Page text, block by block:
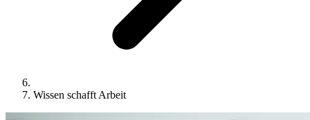
Wissen schafft Arbeit